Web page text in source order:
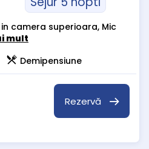
camera superioara, Mic
mult
Demipensiune
Rezervă